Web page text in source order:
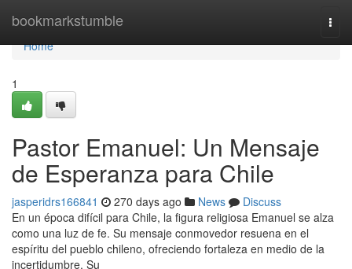
bookmarkstumble
Home
Home
1
Pastor Emanuel: Un Mensaje
de Esperanza para Chile
jasperidrs166841 270 days ago News
Discuss
En un época difícil para Chile, la figura religiosa Emanuel se alza
como una luz de fe. Su mensaje conmovedor resuena en el
espíritu del pueblo chileno, ofreciendo fortaleza en medio de la
incertidumbre. Su